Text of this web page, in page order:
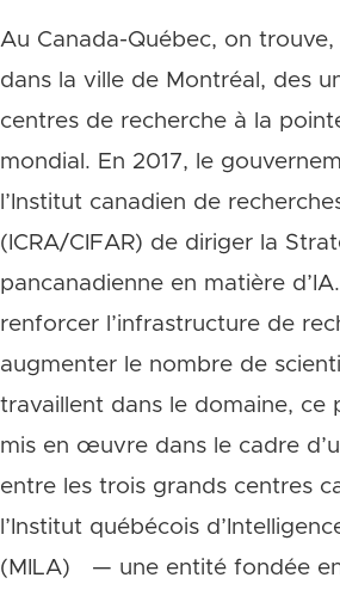
Au Canada-Québec, on
dans la ville de Montréal, des
centres de recherche à la
mondial. En 2017, le
l’Institut canadien de
(ICRA/CIFAR) de diriger la
pancanadienne en matière
renforcer l’infrastructure de
augmenter le nombre de
travaillent dans le domaine, ce
mis en œuvre dans le cadre
entre les trois grands centres
l’Institut québécois
(MILA) — une entité fondée